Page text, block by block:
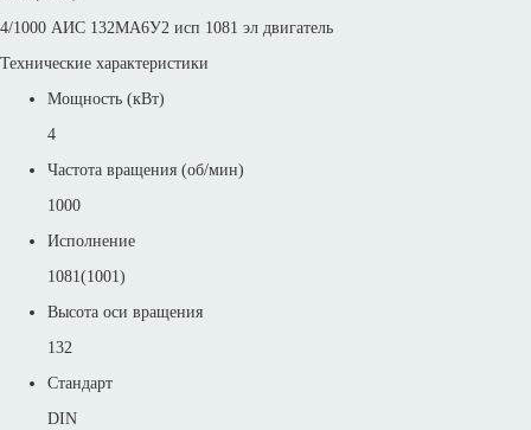
4/1000 АИС 132MА6У2 исп 1081 эл двигатель
Технические характеристики
Мощность (кВт)
4
Частота вращения (об/мин)
1000
Исполнение
1081(1001)
Высота оси вращения
132
Стандарт
DIN